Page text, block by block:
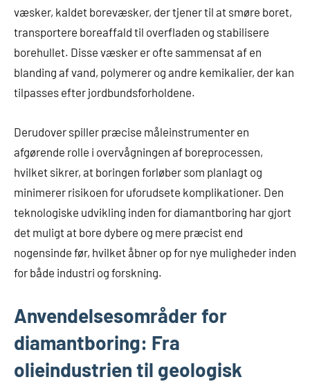
væsker, kaldet borevæsker, der tjener til at smøre boret,
transportere boreaffald til overfladen og stabilisere
borehullet. Disse væsker er ofte sammensat af en
blanding af vand, polymerer og andre kemikalier, der kan
tilpasses efter jordbundsforholdene.
Derudover spiller præcise måleinstrumenter en
afgørende rolle i overvågningen af boreprocessen,
hvilket sikrer, at boringen forløber som planlagt og
minimerer risikoen for uforudsete komplikationer. Den
teknologiske udvikling inden for diamantboring har gjort
det muligt at bore dybere og mere præcist end
nogensinde før, hvilket åbner op for nye muligheder inden
for både industri og forskning.
Anvendelsesområder for
diamantboring: Fra
olieindustrien til geologisk